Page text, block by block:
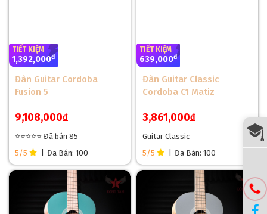
TIẾT KIỆM
1,392,000đ
Đàn Guitar Cordoba
Fusion 5
9,108,000đ
⭐⭐⭐⭐⭐ Đã bán 85
5/5
Đã Bán: 100
TIẾT KIỆM
639,000đ
Đàn Guitar Classic
Cordoba C1 Matiz
3,861,000đ
Guitar Classic
5/5
Đã Bán: 100